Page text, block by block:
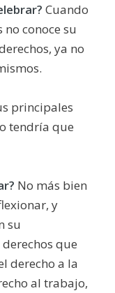
Cuando
conoce su
ya no
principales
tendría que
No más bien
y
su
que
derecho a la
al trabajo,